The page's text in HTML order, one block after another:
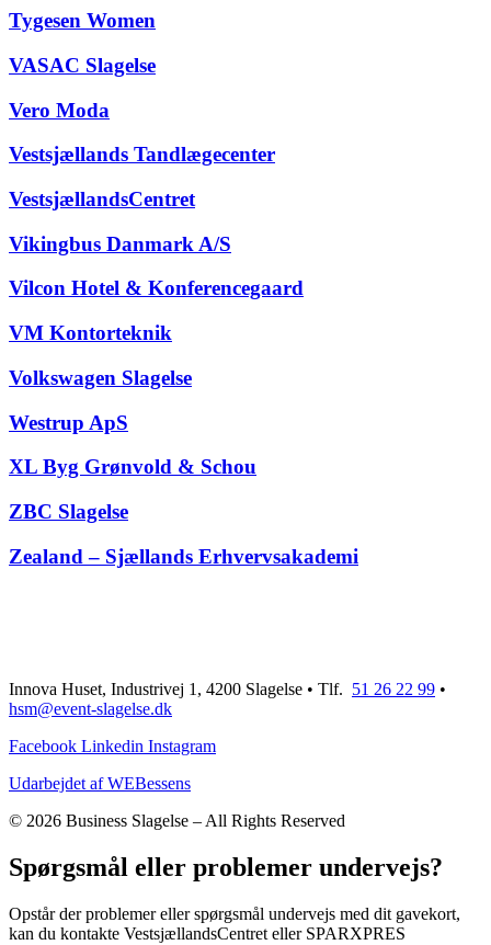
Tygesen Women
VASAC Slagelse
Vero Moda
Vestsjællands Tandlægecenter
VestsjællandsCentret
Vikingbus Danmark A/S
Vilcon Hotel & Konferencegaard
VM Kontorteknik
Volkswagen Slagelse
Westrup ApS
XL Byg Grønvold & Schou
ZBC Slagelse
Zealand – Sjællands Erhvervsakademi
Innova Huset, Industrivej 1, 4200 Slagelse • Tlf. 51 26 22 99 •
hsm@event-slagelse.dk
Facebook Linkedin Instagram
Udarbejdet af WEBessens
© 2026 Business Slagelse – All Rights Reserved
Spørgsmål eller problemer undervejs?
Opstår der problemer eller spørgsmål undervejs med dit gavekort,
kan du kontakte VestsjællandsCentret eller SPARXPRES